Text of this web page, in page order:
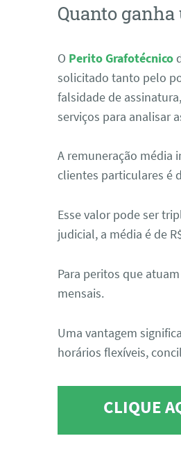
Quanto
O Perito Grafotécnico
solicitado tanto pelo
falsidade de
serviços para analisar
A remuneração média
clientes particulares é
Esse valor pode ser
judicial, a média é de
Para peritos que
mensais.
Uma vantagem
horários flexíveis,
CLIQUE